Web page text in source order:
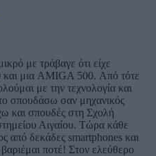
με τράβαγε ότι είχε
μια AMIGA 500. Από τότε
με την τεχνολογία και
σπουδάσω σαν μηχανικός
και σπουδές στη Σχολή
Αιγαίου. Τώρα κάθε
από δεκάδες smartphones και
ποτέ! Στον ελεύθερο